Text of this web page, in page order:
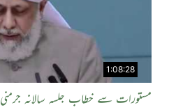
1:08:28
مستورات سے خطاب جلسہ سالانہ جرمنی ۲۰۱۲ء